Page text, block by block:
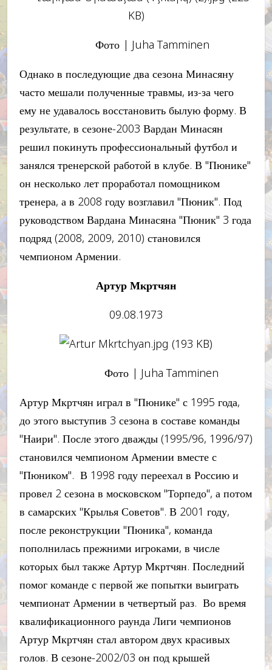
Фото | Juha Tamminen
Однако в последующие два сезона Минасяну
часто мешали полученные травмы, из-за чего
ему не удавалось восстановить былую форму. В
результате, в сезоне-2003 Вардан Минасян
решил покинуть профессиональный футбол и
занялся тренерской работой в клубе. В "Пюнике"
он несколько лет проработал помощником
тренера, а в 2008 году возглавил "Пюник". Под
руководством Вардана Минасяна "Пюник" 3 года
подряд (2008, 2009, 2010) становился
чемпионом Армении.
Артур Мкртчян
09.08.1973
Фото | Juha Tamminen
Артур Мкртчян играл в "Пюнике" с 1995 года,
до этого выступив 3 сезона в составе команды
"Наири". После этого дважды (1995/96, 1996/97)
становился чемпионом Армении вместе с
"Пюником". В 1998 году переехал в Россию и
провел 2 сезона в московском "Торпедо", а потом
в самарских "Крылья Советов". В 2001 году,
после реконструкции "Пюника", команда
пополнилась прежними игроками, в числе
которых был также Артур Мкртчян. Последний
помог команде с первой же попытки выиграть
чемпионат Армении в четвертый раз. Во время
квалификационного раунда Лиги чемпионов
Артур Мкртчян стал автором двух красивых
голов. В сезоне-2002/03 он под крышей